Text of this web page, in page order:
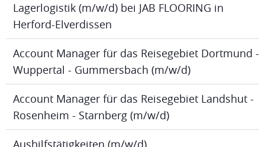
Lagerlogistik (m/w/d) bei JAB FLOORING in
Herford-Elverdissen
Account Manager für das Reisegebiet Dortmund -
Wuppertal - Gummersbach (m/w/d)
Account Manager für das Reisegebiet Landshut -
Rosenheim - Starnberg (m/w/d)
Aushilfstätigkeiten (m/w/d)